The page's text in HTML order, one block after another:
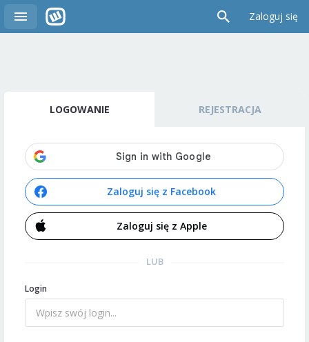
Zaloguj się
LOGOWANIE REJESTRACJA
Zaloguj się z Facebook
Zaloguj się z Apple
LUB
Login